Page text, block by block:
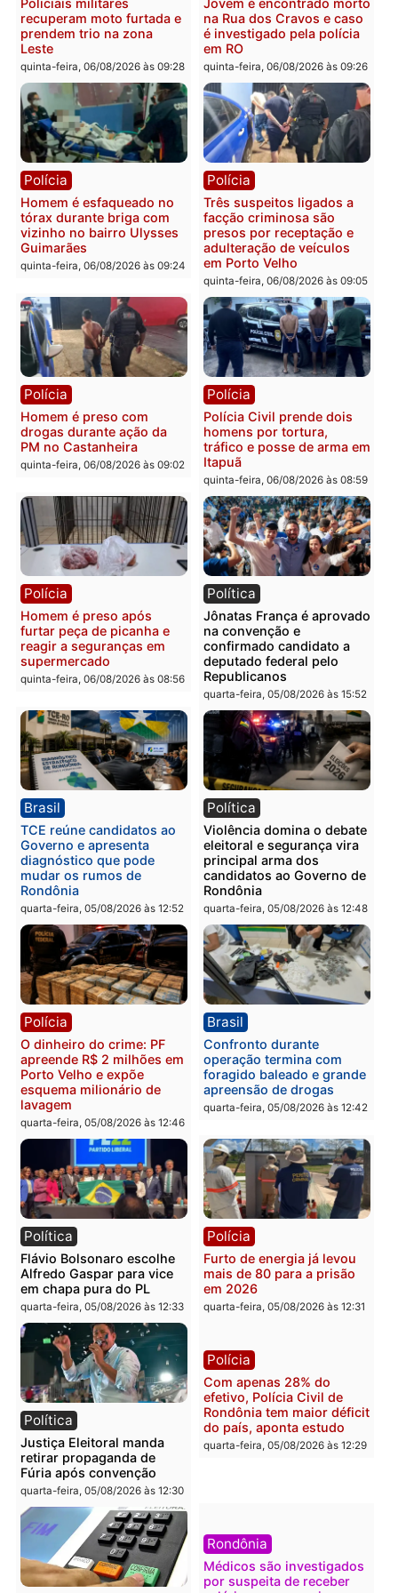
Polícia
Tragédia na BR-364:
colisão entre caminhão e
carro deixa quatro mortos
em Porto Velho
quinta-feira, 06/08/2026 às 20:51
Política
Ministro Dias Tofolli , do
TSE, determina
e processamento da
que pode levar à perda
mandato da prefeita de
Pimenta Bueno
quinta-feira, 06/08/2026 às
Policiais militares
recuperam moto furtada e
prendem trio na zona
Leste
quinta-feira, 06/08/2026 às 09:28
Polícia
Jovem é encontrado
na Rua dos Cravos e
é investigado pela
em RO
quinta-feira, 06/08/2026 às
Polícia
Homem é esfaqueado no
tórax durante briga com
vizinho no bairro Ulysses
Guimarães
quinta-feira, 06/08/2026 às 09:24
Polícia
Três suspeitos ligados a
facção criminosa são
presos por receptação e
adulteração de veículos
em Porto Velho
quinta-feira, 06/08/2026 às
Polícia
Homem é preso com
drogas durante ação da
PM no Castanheira
quinta-feira, 06/08/2026 às 09:02
Polícia
Polícia Civil prende dois
homens por tortura,
tráfico e posse de arma
Itapuã
quinta-feira, 06/08/2026 às
Polícia
Homem é preso após
furtar peça de picanha e
reagir a seguranças em
supermercado
quinta-feira, 06/08/2026 às 08:56
Política
Jônatas França é
na convenção e
confirmado candidato a
deputado federal pelo
Republicanos
quarta-feira, 05/08/2026 às
Brasil
TCE reúne candidatos ao
Governo e apresenta
diagnóstico que pode
mudar os rumos de
Rondônia
Política
Violência domina o
eleitoral e segurança vira
principal arma dos
candidatos ao Governo
Rondônia
Polícia
O dinheiro do crime: PF
apreende R$ 2 milhões em
Porto Velho e expõe
esquema milionário de
lavagem
quarta-feira, 05/08/2026 às 12:46
Brasil
quarta-feira, 05/08/2026 às